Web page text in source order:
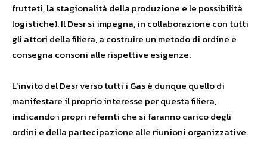
frutteti, la stagionalità della produzione e le possibilità
logistiche). Il Desr si impegna, in collaborazione con tutti
gli attori della filiera, a costruire un metodo di ordine e
consegna consoni alle rispettive esigenze.
L’invito del Desr verso tutti i Gas è dunque quello di
manifestare il proprio interesse per questa filiera,
indicando i propri refernti che si faranno carico degli
ordini e della partecipazione alle riunioni organizzative.